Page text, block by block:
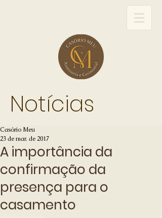
Notícias
A importância da
confirmação da
presença para o
casamento
Casório Meu
23 de mar. de 2017